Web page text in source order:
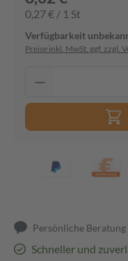
0,27 € / 1 St
Verfügbarkeit
Preise inkl. MwSt. ggf. zzgl.
Persönliche Beratung
Schneller und